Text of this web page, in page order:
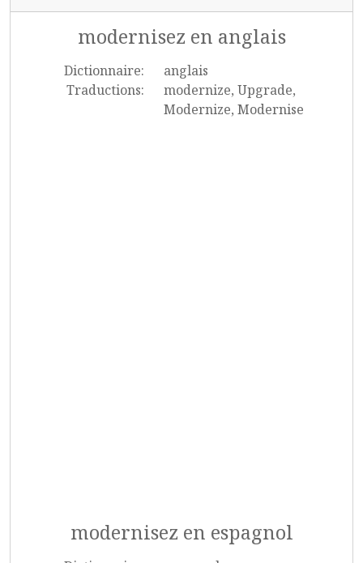
modernisez en anglais
Dictionnaire:
anglais
Traductions:
modernize, Upgrade,
Modernize, Modernise
modernisez en espagnol